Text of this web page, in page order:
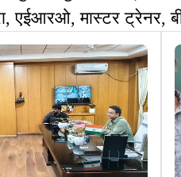
एईआरओ, मास्टर ट्रेनर,